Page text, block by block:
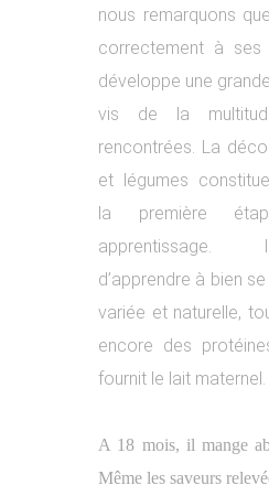
nous remarquons
correctement à ses
développe une
vis de la
rencontrées. La
et légumes
la première
d’apprendre à bien
variée et naturelle,
encore des
fournit le lait maternel.
A 18 mois, il mange
Même les saveurs